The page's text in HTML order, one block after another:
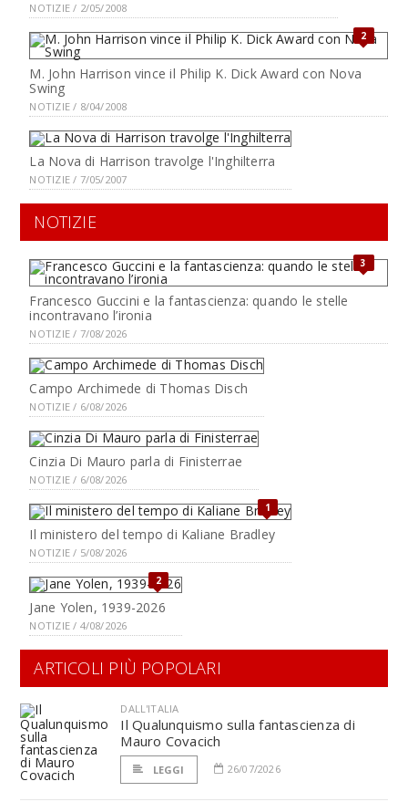
NOTIZIE / 2/05/2008
2
M. John Harrison vince il Philip K. Dick Award con Nova
Swing
NOTIZIE / 8/04/2008
La Nova di Harrison travolge l'Inghilterra
NOTIZIE / 7/05/2007
NOTIZIE
3
Francesco Guccini e la fantascienza: quando le stelle
incontravano l’ironia
NOTIZIE / 7/08/2026
Campo Archimede di Thomas Disch
NOTIZIE / 6/08/2026
Cinzia Di Mauro parla di Finisterrae
NOTIZIE / 6/08/2026
1
Il ministero del tempo di Kaliane Bradley
NOTIZIE / 5/08/2026
2
Jane Yolen, 1939-2026
NOTIZIE / 4/08/2026
ARTICOLI PIÙ POPOLARI
DALL'ITALIA
Il Qualunquismo sulla fantascienza di
Mauro Covacich
LEGGI 26/07/2026